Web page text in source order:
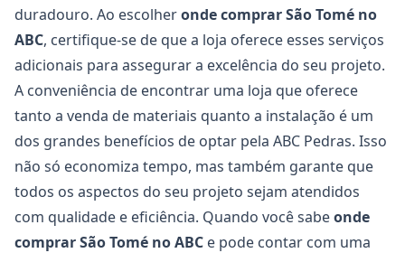
duradouro. Ao escolheronde comprar São Tomé no
ABC, certifique-se de que a loja oferece esses serviços
adicionais para assegurar a excelência do seu projeto.
A conveniência de encontrar uma loja que oferece
tanto a venda de materiais quanto a instalação é um
dos grandes benefícios de optar pela ABC Pedras. Isso
não só economiza tempo, mas também garante que
todos os aspectos do seu projeto sejam atendidos
com qualidade e eficiência. Quando você sabeonde
comprar São Tomé no ABC e pode contar com uma